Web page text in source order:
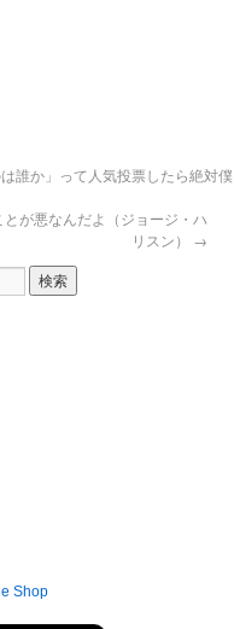
誰か」って人気投票したら絶対僕
が悪なんだよ（ジョージ・ハ
リスン） →
Shop